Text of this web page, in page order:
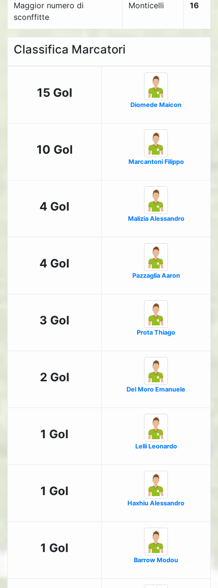
Maggior numero di
sconffitte
Monticelli 16
Classifica Marcatori
15 Gol
Diomede Maicon
10 Gol
Marcantoni Filippo
4 Gol
Malizia Alessandro
4 Gol
Pazzaglia Aaron
3 Gol
Prota Thiago
2 Gol
Del Moro Emanuele
1 Gol
Lelli Leonardo
1 Gol
Haxhiu Alessandro
1 Gol
Barrow Modou